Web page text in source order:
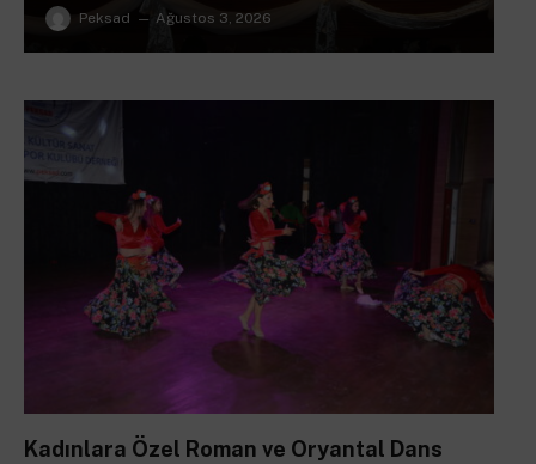
Peksad Ağustos 3, 2026
Kadınlara Özel Roman ve Oryantal Dans